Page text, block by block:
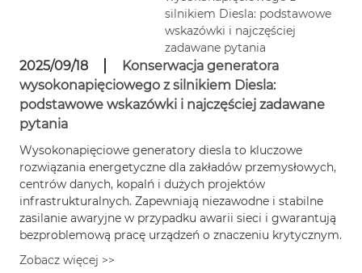
2025/09/18
Konserwacja generatora
wysokonapięciowego z silnikiem Diesla:
podstawowe wskazówki i najczęściej zadawane
pytania
Wysokonapięciowe generatory diesla to kluczowe
rozwiązania energetyczne dla zakładów przemysłowych,
centrów danych, kopalń i dużych projektów
infrastrukturalnych. Zapewniają niezawodne i stabilne
zasilanie awaryjne w przypadku awarii sieci i gwarantują
bezproblemową pracę urządzeń o znaczeniu krytycznym.
Zobacz więcej >>